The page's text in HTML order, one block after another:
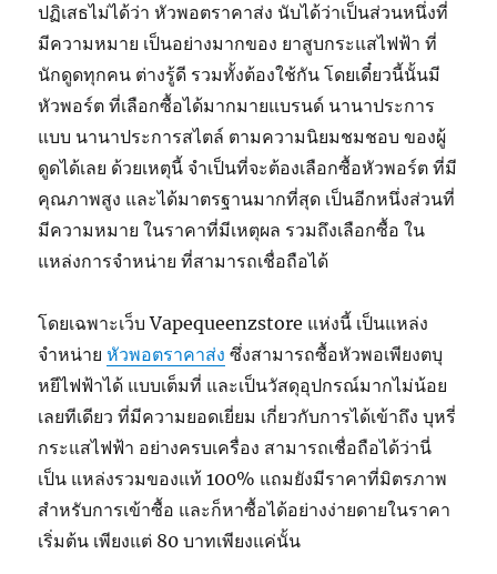
ปฏิเสธไม่ได้ว่า หัวพอตราคาส่ง นับได้ว่าเป็นส่วนหนึ่งที่
มีความหมาย เป็นอย่างมากของ ยาสูบกระแสไฟฟ้า ที่
นักดูดทุกคน ต่างรู้ดี รวมทั้งต้องใช้กัน โดยเดี๋ยวนี้นั้นมี
หัวพอร์ต ที่เลือกซื้อได้มากมายแบรนด์ นานาประการ
แบบ นานาประการสไตล์ ตามความนิยมชมชอบ ของผู้
ดูดได้เลย ด้วยเหตุนี้ จำเป็นที่จะต้องเลือกซื้อหัวพอร์ต ที่มี
คุณภาพสูง และได้มาตรฐานมากที่สุด เป็นอีกหนึ่งส่วนที่
มีความหมาย ในราคาที่มีเหตุผล รวมถึงเลือกซื้อ ใน
แหล่งการจำหน่าย ที่สามารถเชื่อถือได้
โดยเฉพาะเว็บ Vapequeenzstore แห่งนี้ เป็นแหล่ง
จำหน่ายหัวพอตราคาส่ง ซึ่งสามารถซื้อหัวพอเพียงตบุ
หยีไฟฟ้าได้ แบบเต็มที่ และเป็นวัสดุอุปกรณ์มากไม่น้อย
เลยทีเดียว ที่มีความยอดเยี่ยม เกี่ยวกับการได้เข้าถึง บุหรี่
กระแสไฟฟ้า อย่างครบเครื่อง สามารถเชื่อถือได้ว่านี่
เป็น แหล่งรวมของแท้ 100% แถมยังมีราคาที่มิตรภาพ
สำหรับการเข้าซื้อ และก็หาซื้อได้อย่างง่ายดายในราคา
เริ่มต้น เพียงแต่ 80 บาทเพียงแค่นั้น